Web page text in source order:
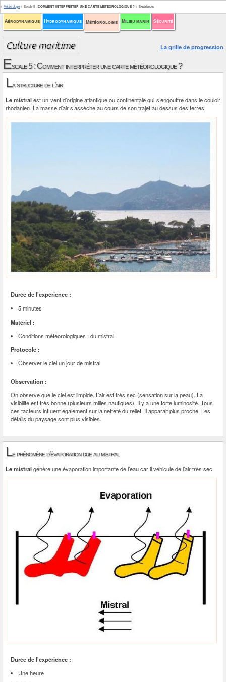
Aérodynamique Hydrodynamique Météorologie Milieu marin Sécurité
> Météorologie > Escale 5 : COMMENT INTERPRÉTER UNE CARTE MÉTÉOROLOGIQUE ? > Expériences
La grille de progression
Escale 5 : Comment interpréter une carte météorologique ?
La structure de l’air
Le mistralest un vent d’origine atlantique ou continentale qui s’engouffre dans le couloir
rhodanien. La masse d’air s’assèche au cours de son trajet au dessus des terres.
Durée de l'expérience :
5 minutes
Matériel :
Conditions météorologiques : du mistral
Protocole :
Observer le ciel un jour de mistral
Observation :
On observe que le ciel est limpide. L’air est très sec (sensation sur la peau). La
visibilité est très bonne (plusieurs milles nautiques). Il y a une forte luminosité. Tous
ces facteurs influent également sur la netteté du relief. Il apparait plus proche. Les
détails du paysage sont plus visibles.
Le phénomène d’évaporation due au mistral
Le mistralgénère une évaporation importante de l’eau car il véhicule de l’air très sec.
Durée de l'expérience :
Une heure